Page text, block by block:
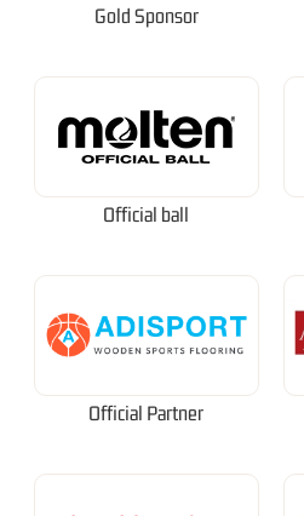
Gold Sponsor
Official ball
Official Partner